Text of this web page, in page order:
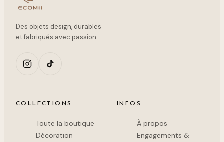
Des objets design, durables
et fabriqués avec passion.
COLLECTIONS
Toute la boutique
Décoration
INFOS
À propos
Engagements &